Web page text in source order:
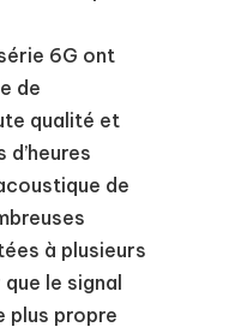
6G ont
de
qualité et
de
à plusieurs
le signal
plus propre